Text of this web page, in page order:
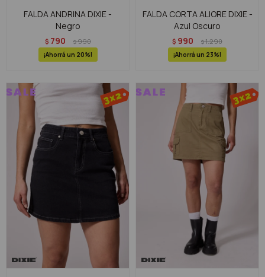
FALDA ANDRINA DIXIE -
Negro
$ 790 $990
20
FALDA CORTA ALIORE DIXIE -
Azul Oscuro
$ 990 $1.290
23